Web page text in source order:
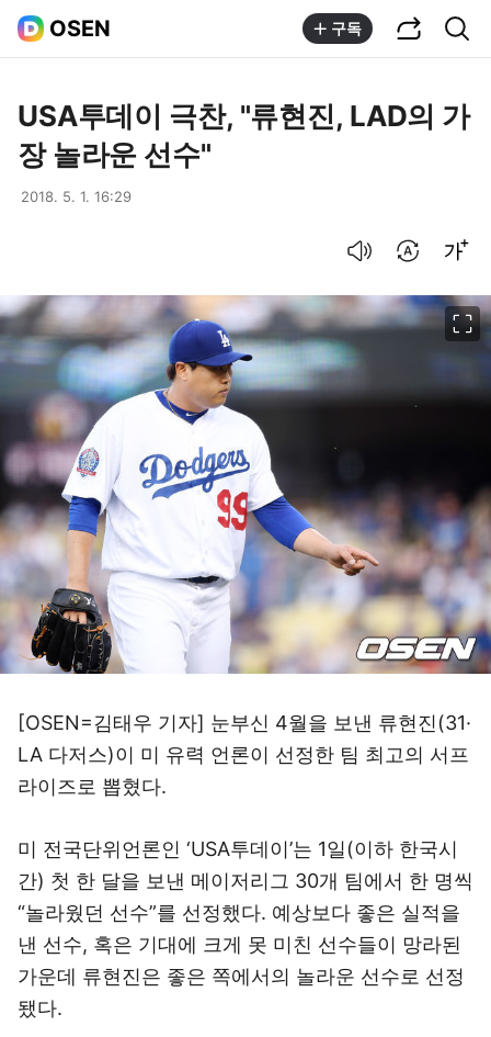
OSEN 구독
USA투데이 극찬, "류현진, LAD의 가
장 놀라운 선수"
2018. 5. 1. 16:29
[OSEN=김태우 기자] 눈부신 4월을 보낸 류현진(31·
LA 다저스)이 미 유력 언론이 선정한 팀 최고의 서프
라이즈로 뽑혔다.
미 전국단위언론인 ‘USA투데이’는 1일(이하 한국시
간) 첫 한 달을 보낸 메이저리그 30개 팀에서 한 명씩
“놀라웠던 선수”를 선정했다. 예상보다 좋은 실적을
낸 선수, 혹은 기대에 크게 못 미친 선수들이 망라된
가운데 류현진은 좋은 쪽에서의 놀라운 선수로 선정
됐다.